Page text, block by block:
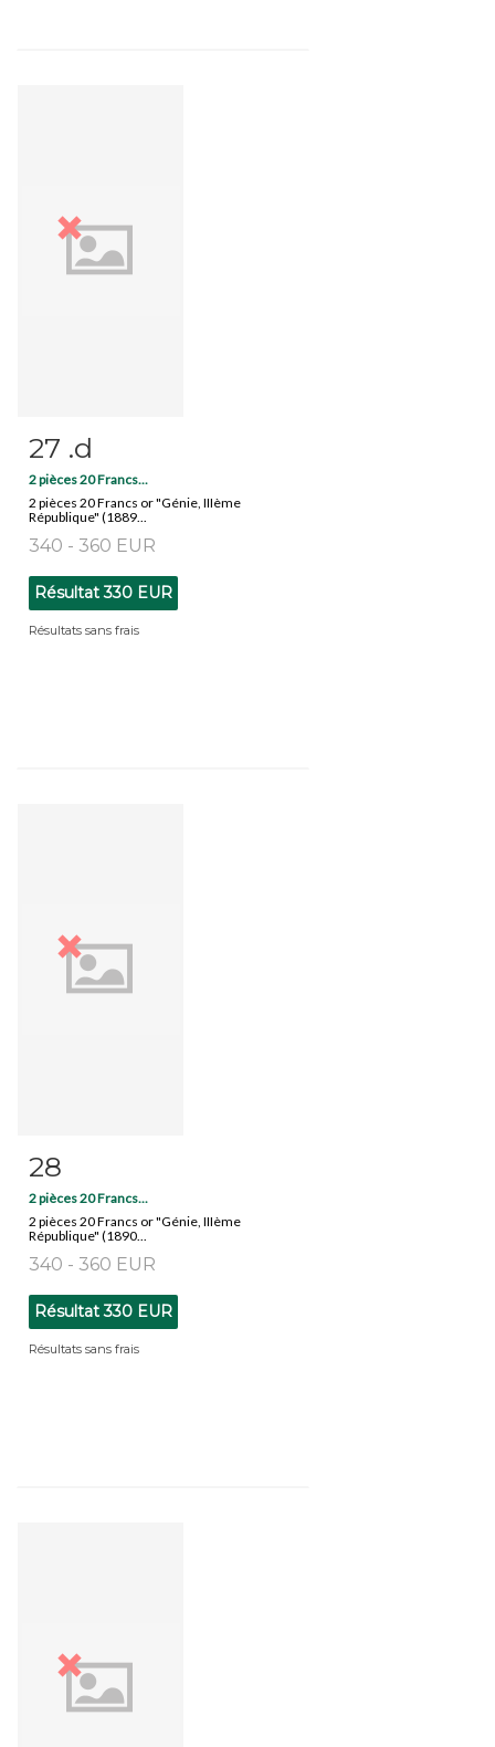
Fiche détaillée
27 .d
2 pièces 20 Francs...
2 pièces 20 Francs or "Génie, IIIème
République" (1889...
340 - 360 EUR
Résultat330 EUR
Résultats sans frais
Fiche détaillée
28
2 pièces 20 Francs...
2 pièces 20 Francs or "Génie, IIIème
République" (1890...
340 - 360 EUR
Résultat330 EUR
Résultats sans frais